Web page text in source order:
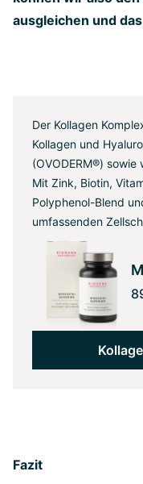
ausgleichen und
Der Kollagen
Kollagen und
(OVODERM®)
Mit Zink, Biotin,
Polyphenol-Blend
umfassenden
Fazit